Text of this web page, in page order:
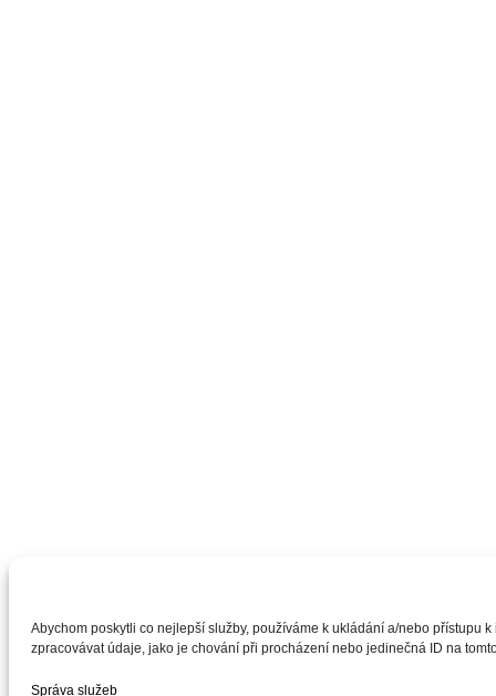
Abychom poskytli co nejlepší služby, používáme k ukládání a/nebo přístupu
zpracovávat údaje, jako je chování při procházení nebo jedinečná ID na
Správa služeb